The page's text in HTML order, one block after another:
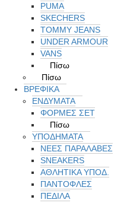
PUMA
SKECHERS
TOMMY JEANS
UNDER ARMOUR
VANS
Πίσω
Πίσω
ΒΡΕΦΙΚΑ
ΕΝΔΥΜΑΤΑ
ΦΟΡΜΕΣ ΣΕΤ
Πίσω
ΥΠΟΔΗΜΑΤΑ
ΝΕΕΣ ΠΑΡΑΛΑΒΕΣ
SNEAKERS
ΑΘΛΗΤΙΚΑ ΥΠΟΔ.
ΠΑΝΤΟΦΛΕΣ
ΠΕΔΙΛΑ